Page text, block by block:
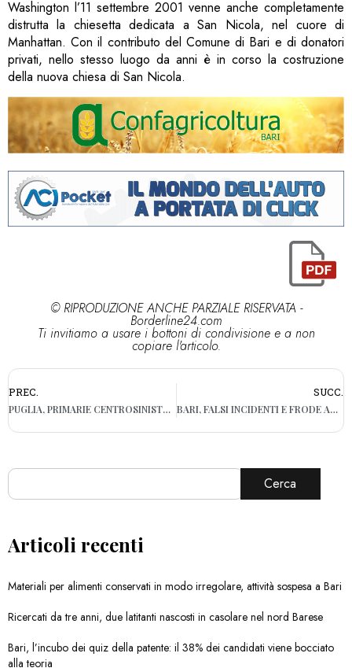
Washington l’11 settembre 2001 venne anche completamente
distrutta la chiesetta dedicata a San Nicola, nel cuore di
Manhattan. Con il contributo del Comune di Bari e di donatori
privati, nello stesso luogo da anni è in corso la costruzione
della nuova chiesa di San Nicola.
© RIPRODUZIONE ANCHE PARZIALE RISERVATA -
Borderline24.com
Ti invitiamo a usare i bottoni di condivisione e a non
copiare l'articolo.
PREC.
PUGLIA, PRIMARIE CENTROSINISTRA: IN CASSA SOLO 16MILA EURO
SUCC.
BARI, FALSI INCIDENTI E FRODE AD ASSICURAZIONE: QUATTRO DENUNCE
Cerca
Articoli recenti
Materiali per alimenti conservati in modo irregolare, attività sospesa a Bari
Ricercati da tre anni, due latitanti nascosti in casolare nel nord Barese
Bari, l’incubo dei quiz della patente: il 38% dei candidati viene bocciato
alla teoria